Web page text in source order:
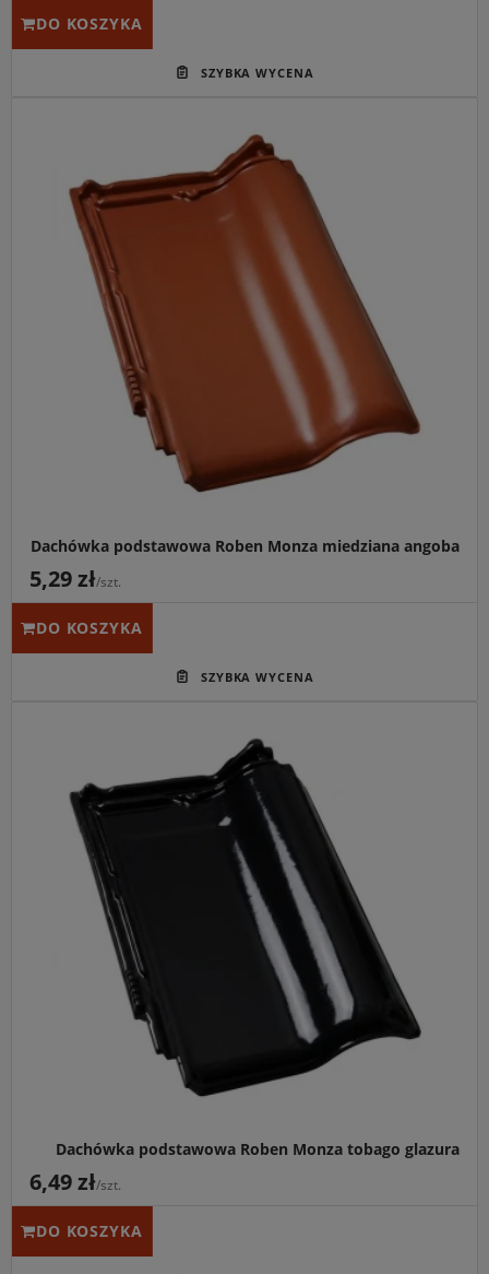
DO KOSZYKA
Główne przeznaczenie:
Trwałe i estetyczne pokrycie
dachów spadzistych o klasycznej, ciepłej kolorystyce.
Idealny do:
Domów jednorodzinnych o tradycyjnej
architekturze oraz obiektów wymagających szybkiego i
wydajnego krycia dużych połaci.
Kluczowa cecha:
Model Monza (oferowany wcześniej
pod nazwą Monza Plus) wyróżnia się niskim zużyciem od
9,4 szt./m², co realnie obniża koszty materiałowe.
Dachówka podstawowa Roben Monza miedziana angoba
5,29 zł/szt.
DO KOSZYKA
Główne przeznaczenie:
Ekskluzywne pokrycie dachowe
o głębokim, niemal czarnym połysku i najwyższej
trwałości.
Idealny do:
Reprezentacyjnych willi i nowoczesnych
budynków, gdzie wymagana jest perfekcyjna estetyka
oraz łatwość w utrzymaniu czystości.
Kluczowa cecha:
Model Monza (wcześniej Monza Plus)
w wykończeniu Tobago Glazura charakteryzuje się
lustrzanym blaskiem i rekordowo niskim zużyciem od 9,4
Dachówka podstawowa Roben Monza tobago glazura
6,49 zł/szt.
DO KOSZYKA